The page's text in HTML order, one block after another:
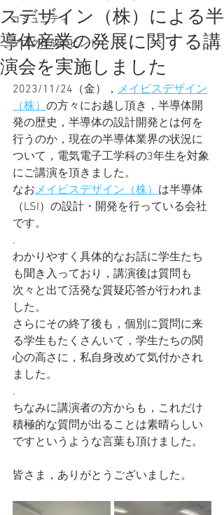
コミュニティ
ブログ作成のヒント
スデザイン（株）による半
導体産業の発展に関する講
演会を実施しました
2023/11/24（金）， メイビスデザイン
（株）の方々にお越し頂き，半導体開
発の歴史，半導体の設計開発とは何を
行うのか，現在の半導体業界の状況に
ついて，電気電子工学科の3年生を対象
にご講演を頂きました。
なおメイビスデザイン（株）は半導体
（LSI）の設計・開発を行っている会社
です。
.
わかりやすく具体的なお話に学生たち
も聞き入っており，講演後は質問も
次々と出て活発な質疑応答が行われま
した。
さらにその終了後も，個別に質問に来
る学生もたくさんいて，学生たちの関
心の高さに，私自身改めて気付かされ
ました。
.
ちなみに講演者の方からも，これだけ
積極的な質問が出ることは素晴らしい
ですというような言葉も頂けました。
皆さま，ありがとうございました。